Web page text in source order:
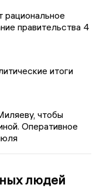
рациональное
правительства 4
итоги
чтобы
Оперативное
людей